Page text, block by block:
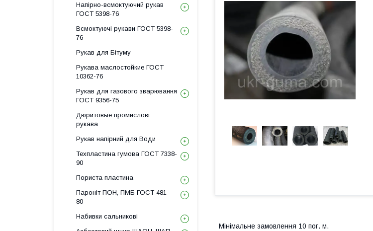
Мінімальне замовлення 10 пог. м.
Напірно-всмоктуючий рукав
ГОСТ 5398-76
Всмоктуючі рукави ГОСТ 5398-
76
Рукав для Бітуму
Рукава маслостойкие ГОСТ
10362-76
Рукав для газового зварювання
ГОСТ 9356-75
Дюритовые промислові
рукава
Рукав напірний для Води
Техпластина гумова ГОСТ 7338-
90
Пориста пластина
Пароніт ПОН, ПМБ ГОСТ 481-
80
Набивки сальникові